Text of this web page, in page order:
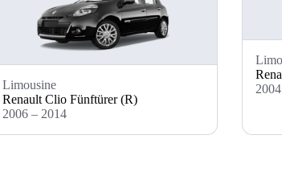
Limousine
Renault Clio Fünftürer (R)
2006 – 2014